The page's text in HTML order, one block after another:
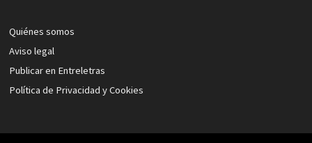
Quiénes somos
Aviso legal
Publicar en Entreletras
Política de Privacidad y Cookies